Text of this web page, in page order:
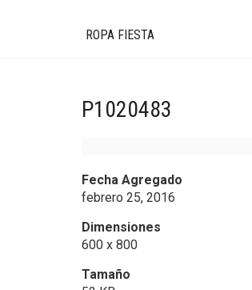
ROPA FIESTA
P1020483
Fecha Agregado
febrero 25, 2016
Dimensiones
600 x 800
Tamaño